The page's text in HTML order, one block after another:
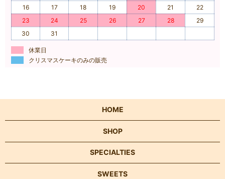
16
17 18 19 20 21
22
23
24 25 26 27 28
29
30
31
休業日
クリスマスケーキのみの販売
HOME
SHOP
SPECIALTIES
SWEETS